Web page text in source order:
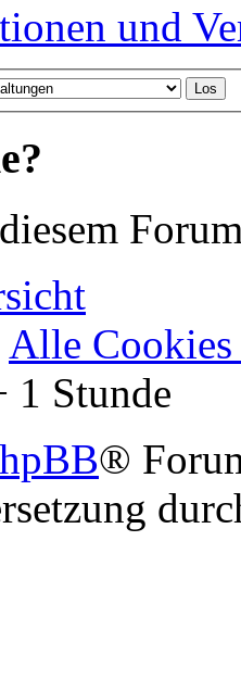
und
Alle Cookies
1 Stunde
®